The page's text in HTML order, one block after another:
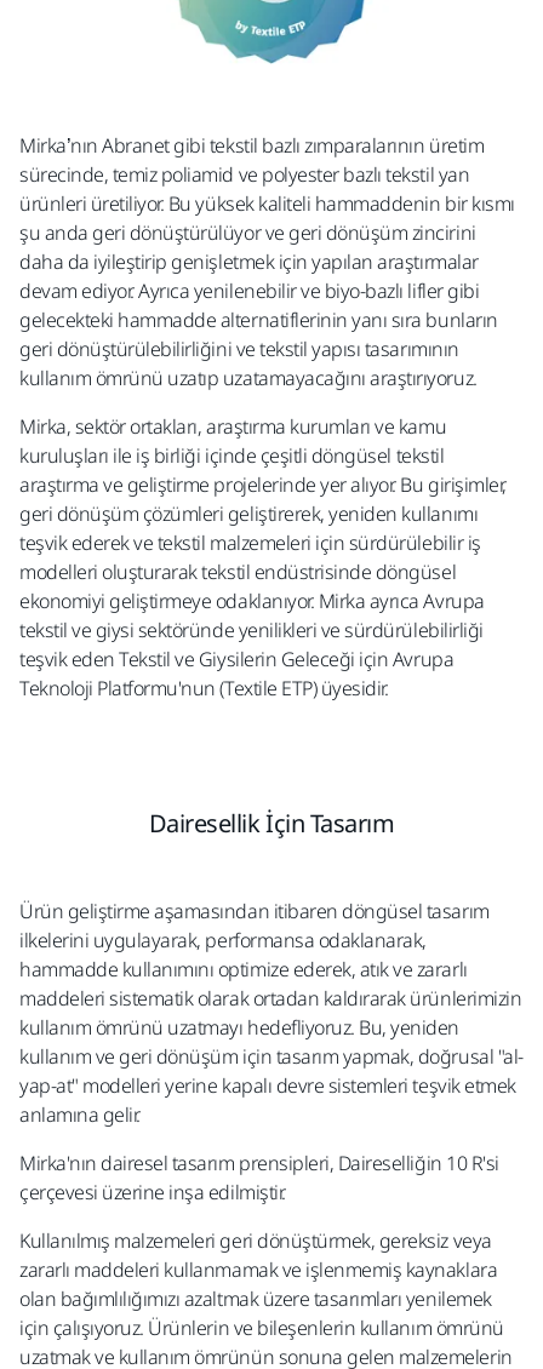
Mirka’nın Abranet gibi tekstil bazlı zımparalarının üretim
sürecinde, temiz poliamid ve polyester bazlı tekstil yan
ürünleri üretiliyor. Bu yüksek kaliteli hammaddenin bir kısmı
şu anda geri dönüştürülüyor ve geri dönüşüm zincirini
daha da iyileştirip genişletmek için yapılan araştırmalar
devam ediyor. Ayrıca yenilenebilir ve biyo-bazlı lifler gibi
gelecekteki hammadde alternatiflerinin yanı sıra bunların
geri dönüştürülebilirliğini ve tekstil yapısı tasarımının
kullanım ömrünü uzatıp uzatamayacağını araştırıyoruz.​
Mirka, sektör ortakları, araştırma kurumları ve kamu
kuruluşları ile iş birliği içinde çeşitli döngüsel tekstil
araştırma ve geliştirme projelerinde yer alıyor. Bu girişimler,
geri dönüşüm çözümleri geliştirerek, yeniden kullanımı
teşvik ederek ve tekstil malzemeleri için sürdürülebilir iş
modelleri oluşturarak tekstil endüstrisinde döngüsel
ekonomiyi geliştirmeye odaklanıyor. Mirka ayrıca Avrupa
tekstil ve giysi sektöründe yenilikleri ve sürdürülebilirliği
teşvik eden Tekstil ve Giysilerin Geleceği için Avrupa
Teknoloji Platformu'nun (Textile ETP) üyesidir.
Dairesellik İçin Tasarım​
Ürün geliştirme aşamasından itibaren döngüsel tasarım
ilkelerini uygulayarak, performansa odaklanarak,
hammadde kullanımını optimize ederek, atıkve zararlı
maddelerisistematik olarak ortadan kaldırarak ürünlerimizin
kullanım ömrünü uzatmayı hedefliyoruz. Bu, yeniden
kullanım ve geri dönüşüm için tasarım yapmak, doğrusal "al-
yap-at" modelleri yerine kapalı devre sistemleri teşvik etmek
anlamına gelir.
Mirka'nın dairesel tasarım prensipleri, Daireselliğin 10 R'si
çerçevesi üzerine inşa edilmiştir.
Kullanılmış malzemeleri geri dönüştürmek, gereksiz veya
zararlı maddeleri kullanmamak ve işlenmemiş kaynaklara
olan bağımlılığımızı azaltmak üzere tasarımları yenilemek
için çalışıyoruz. Ürünlerin ve bileşenlerin kullanım ömrünü
uzatmak ve kullanım ömrünün sonuna gelen malzemelerin